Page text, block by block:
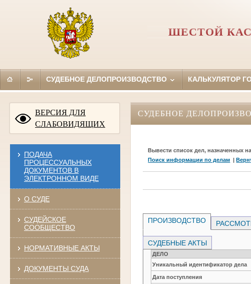
ШЕСТОЙ
СУДЕБНОЕ ДЕЛОПРОИЗВОДСТВО КАЛЬКУЛЯТОР
ВЕРСИЯ ДЛЯ
СЛАБОВИДЯЩИХ
ПОДАЧА
ПРОЦЕССУАЛЬНЫХ
ДОКУМЕНТОВ В
ЭЛЕКТРОННОМ ВИДЕ
О СУДЕ
СУДЕЙСКОЕ
СООБЩЕСТВО
НОРМАТИВНЫЕ АКТЫ
ДОКУМЕНТЫ СУДА
СУДЕБНОЕ
Вывести список дел, назначенных
Поиск информации по делам |
ПРОИЗВОДСТВО
СУДЕБНЫЕ АКТЫ
ДЕЛО
Уникальный идентификатор дела
Дата поступления